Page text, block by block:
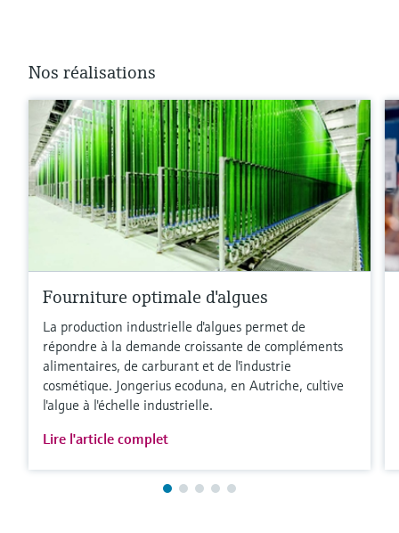
Nos réalisations
Fourniture optimale d'algues
La production industrielle d'algues permet de
répondre à la demande croissante de compléments
alimentaires, de carburant et de l'industrie
cosmétique. Jongerius ecoduna, en Autriche, cultive
l'algue à l'échelle industrielle.
Lire l'article complet